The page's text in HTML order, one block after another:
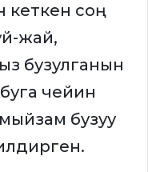
соң
жай,
бузулганын
чейин
бузуу